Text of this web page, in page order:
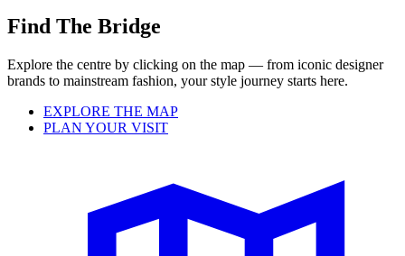
Find The Bridge
Explore the centre by clicking on the map — from iconic designer
brands to mainstream fashion, your style journey starts here.
EXPLORE THE MAP
PLAN YOUR VISIT